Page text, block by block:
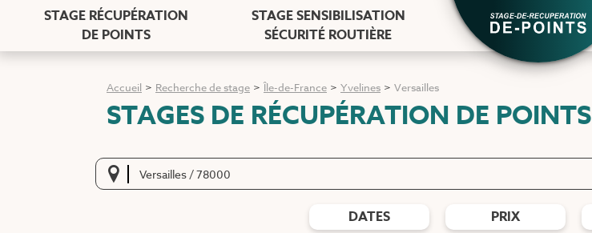
STAGE RÉCUPÉRATION
DE POINTS
STAGE SENSIBILISATION
SÉCURITÉ ROUTIÈRE
Accueil > Recherche de stage > Île-de-France > Yvelines > Versailles
STAGES DE RÉCUPÉRATION DE POINTS
DATES PRIX